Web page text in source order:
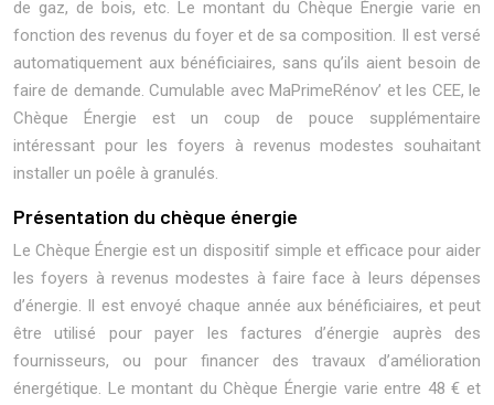
de gaz, de bois, etc. Le montant du Chèque Énergie varie en
fonction des revenus du foyer et de sa composition. Il est versé
automatiquement aux bénéficiaires, sans qu’ils aient besoin de
faire de demande. Cumulable avec MaPrimeRénov’ et les CEE, le
Chèque Énergie est un coup de pouce supplémentaire
intéressant pour les foyers à revenus modestes souhaitant
installer un poêle à granulés.
Présentation du chèque énergie
Le Chèque Énergie est un dispositif simple et efficace pour aider
les foyers à revenus modestes à faire face à leurs dépenses
d’énergie. Il est envoyé chaque année aux bénéficiaires, et peut
être utilisé pour payer les factures d’énergie auprès des
fournisseurs, ou pour financer des travaux d’amélioration
énergétique. Le montant du Chèque Énergie varie entre 48 € et